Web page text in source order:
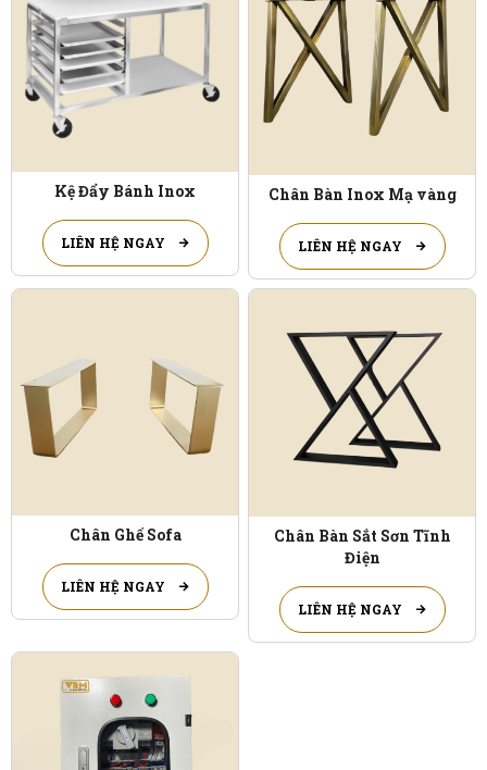
Kệ Đẩy Bánh Inox
LIÊN HỆ NGAY
Chân Bàn Inox Mạ vàng
LIÊN HỆ NGAY
Chân Ghế Sofa
LIÊN HỆ NGAY
Chân Bàn Sắt Sơn Tĩnh
Điện
LIÊN HỆ NGAY